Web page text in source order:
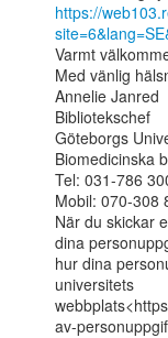
https://
Varmt
Med vänlig
Annelie Janred
Bibliotekschef
Göteborgs
Biomedicinska
Tel: 031-786
Mobil: 070-308
När du skickar
dina
hur dina
universitets
av-